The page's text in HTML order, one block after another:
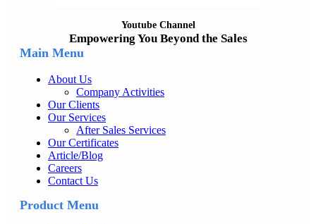
Youtube Channel
Empowering You Beyond the Sales
Main Menu
About Us
Company Activities
Our Clients
Our Services
After Sales Services
Our Certificates
Article/Blog
Careers
Contact Us
Product Menu